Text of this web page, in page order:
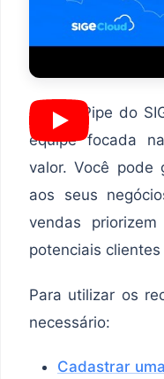
Com o Pipe do
equipe focada
valor. Você pode
aos seus
vendas
potenciais
Para utilizar os
necessário:
Cadastrar